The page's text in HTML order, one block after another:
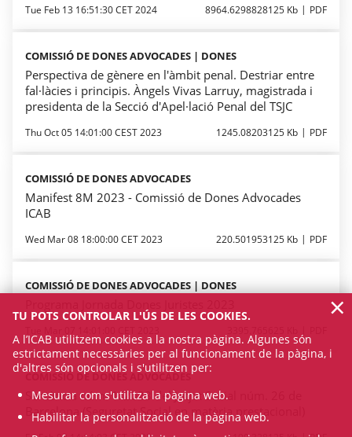
Tue Feb 13 16:51:30 CET 2024 8964.6298828125 Kb PDF
COMISSIÓ DE DONES ADVOCADES | DONES
Perspectiva de gènere en l'àmbit penal. Destriar entre
fal·làcies i principis. Àngels Vivas Larruy, magistrada i
presidenta de la Secció d'Apel·lació Penal del TSJC
Thu Oct 05 14:01:00 CEST 2023 1245.08203125 Kb PDF
COMISSIÓ DE DONES ADVOCADES
Manifest 8M 2023 - Comissió de Dones Advocades
ICAB
Wed Mar 08 18:00:00 CET 2023 220.501953125 Kb PDF
COMISSIÓ DE DONES ADVOCADES | DONES
COMISSIÓ DE DONES ADVOCADES
Sentència núm. 1/2023 del Jutjat Social núm. 26 de
Barcelona (Seguretat Social en matèria prestacional)
TU POTS CONTROLAR L'ÚS DE LES COOKIES.
A l’ICAB utilitzem cookies a la nostra pàgina. Algunes són
estrictament necessàries per al funcionament de la pàgina, i
d'altres són opcionals i s'utilitzen per:
Mesurar com s'utilitza la pàgina web.
Habilitar la personalització de la pàgina web.
×